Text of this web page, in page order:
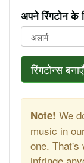
अपने रिंगटोन के
रिंगटोन्स बनाएँ
Note! We
music in
one. That's
infringe